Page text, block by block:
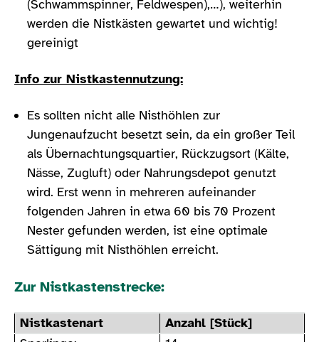
(Schwammspinner, Feldwespen),…), weiterhin
werden die Nistkästen gewartet und wichtig!
gereinigt
Info zur Nistkastennutzung:
Es sollten nicht alle Nisthöhlen zur
Jungenaufzucht besetzt sein, da ein großer Teil
als Übernachtungsquartier, Rückzugsort (Kälte,
Nässe, Zugluft) oder Nahrungsdepot genutzt
wird. Erst wenn in mehreren aufeinander
folgenden Jahren in etwa 60 bis 70 Prozent
Nester gefunden werden, ist eine optimale
Sättigung mit Nisthöhlen erreicht.
Zur Nistkastenstrecke:
Nistkastenart
Anzahl [Stück]